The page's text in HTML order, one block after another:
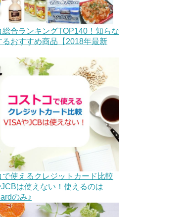
総合ランキングTOP140！知らな
るおすすめ商品【2018年最新
で使えるクレジットカード比較
は使えない！使えるのは
のみ♪